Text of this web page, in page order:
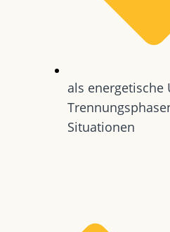
als energetische
Situationen